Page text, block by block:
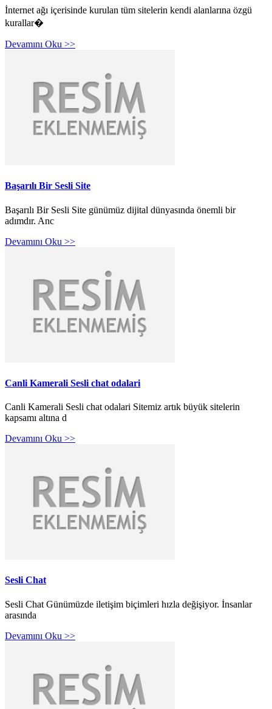
İnternet ağı içerisinde kurulan tüm sitelerin kendi alanlarına özgü
kurallar�
Devamını Oku >>
Başarılı Bir Sesli Site
Başarılı Bir Sesli Site günümüz dijital dünyasında önemli bir
adımdır. Anc
Devamını Oku >>
Canli Kamerali Sesli chat odalari
Canli Kamerali Sesli chat odalari Sitemiz artık büyük sitelerin
kapsamı altına d
Devamını Oku >>
Sesli Chat
Sesli Chat Günümüzde iletişim biçimleri hızla değişiyor. İnsanlar
arasında
Devamını Oku >>